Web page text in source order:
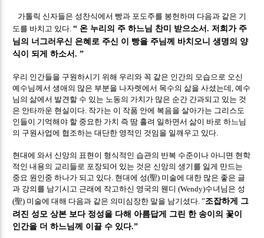
가톨릭 신자들은 성찬식에서 빵과 포도주를 봉헌하며 다음과 같은 기
도를 바치고 있다.“ 온 누리의 주 하느님 찬미 받으소서. 저희가 주
님의 너그러우신 은혜로 주신 이 빵을 주님께 바치오니 생명의 양
식이 되게 하소서. ”
우리 인간들을 구원하시기 위해 우리와 꼭 같은 인간의 모습으로 오신
예수님께서 생애의 많은 부분을 나자렛에서 목수의 삶을 사셨는데,예수
님의 삶에서 발견할 수 있는 노동의 가치가 많은 순간 간과되고 있는 것
은 안타까운 현실이다. 작가는 이 작품 안에 복음을 살아가는 그리스도
인들이 기억해야 할 중요한 가치 즉 땀 흘려 일하면서 삶이 바로 하느님
의 구원사업에 협조하는 대단한 영적인 것임을 일깨우고 있다.
현대에 와서 신앙의 표현이 형식적인 습관의 반복 수준이나 아니면 현학
적인 내용의 교리들로 포장되어 있는 것은 신앙의 생기를 잃게 만드는
중요 원인중 하나가 되고 있다. 현대에 성(聖) 미술에 대한 많은 좋은 글
과 강의를 남기시고 근래에 작고하신 영국의 웬디(Wendy)수녀님은 성
(聖) 미술에 대해 다음과 같은 의미심장한 말을 남기셨다.“조잡하게 그
려진 성모 상본 보다 정성을 다해 아름답게 그린 한 송이의 꽃이
인간을 더 하느님께 이끌 수 있다.”